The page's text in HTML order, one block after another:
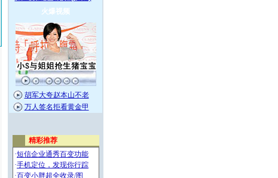
火爆视频
胡军大夸赵本山不老
万人签名拒看黄金甲